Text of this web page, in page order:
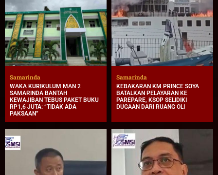
Samarinda
WAKA KURIKULUM MAN 2
SAMARINDA BANTAH
KEWAJIBAN TEBUS PAKET BUKU
RP1,6 JUTA: “TIDAK ADA
PAKSAAN”
Samarinda
KEBAKARAN KM PRINCE SOYA
BATALKAN PELAYARAN KE
PAREPARE, KSOP SELIDIKI
DUGAAN DARI RUANG OLI